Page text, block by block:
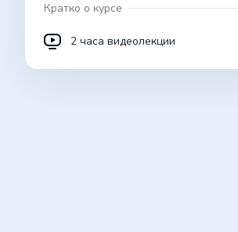
Кратко о курсе
2 часа видеолекции